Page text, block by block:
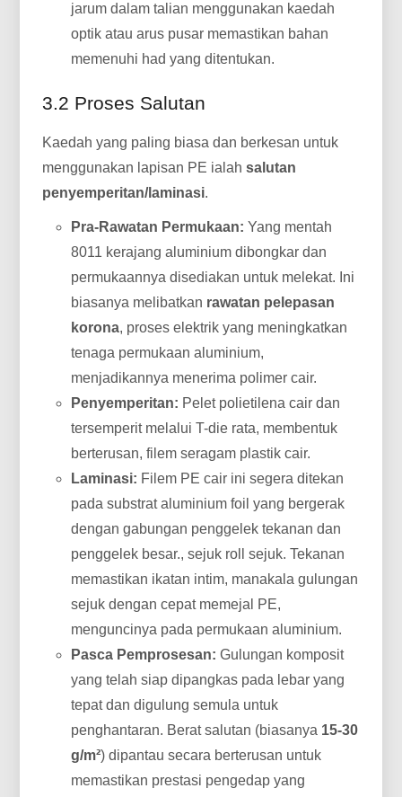
jarum dalam talian menggunakan kaedah
optik atau arus pusar memastikan bahan
memenuhi had yang ditentukan.
3.2 Proses Salutan
Kaedah yang paling biasa dan berkesan untuk
menggunakan lapisan PE ialahsalutan
penyemperitan/laminasi.
Pra-Rawatan Permukaan: Yang mentah
8011 kerajang aluminium dibongkar dan
permukaannya disediakan untuk melekat. Ini
biasanya melibatkan rawatan pelepasan
korona, proses elektrik yang meningkatkan
tenaga permukaan aluminium,
menjadikannya menerima polimer cair.
Penyemperitan: Pelet polietilena cair dan
tersemperit melalui T-die rata, membentuk
berterusan, filem seragam plastik cair.
Laminasi: Filem PE cair ini segera ditekan
pada substrat aluminium foil yang bergerak
dengan gabungan penggelek tekanan dan
penggelek besar., sejuk roll sejuk. Tekanan
memastikan ikatan intim, manakala gulungan
sejuk dengan cepat memejal PE,
menguncinya pada permukaan aluminium.
Pasca Pemprosesan: Gulungan komposit
yang telah siap dipangkas pada lebar yang
tepat dan digulung semula untuk
penghantaran. Berat salutan (biasanya 15-30
g/m²) dipantau secara berterusan untuk
memastikan prestasi pengedap yang